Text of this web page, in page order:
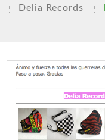
Delia Records